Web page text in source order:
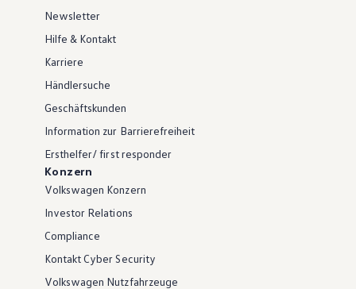
Newsletter
Hilfe & Kontakt
Karriere
Händlersuche
Geschäftskunden
Information zur Barrierefreiheit
Ersthelfer/ first responder
Konzern
Volkswagen Konzern
Investor Relations
Compliance
Kontakt Cyber Security
Volkswagen Nutzfahrzeuge